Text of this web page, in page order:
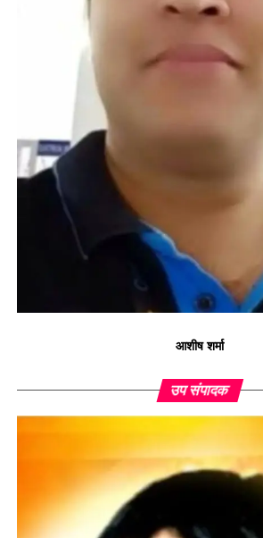
आशीष शर्मा
उप संपादक